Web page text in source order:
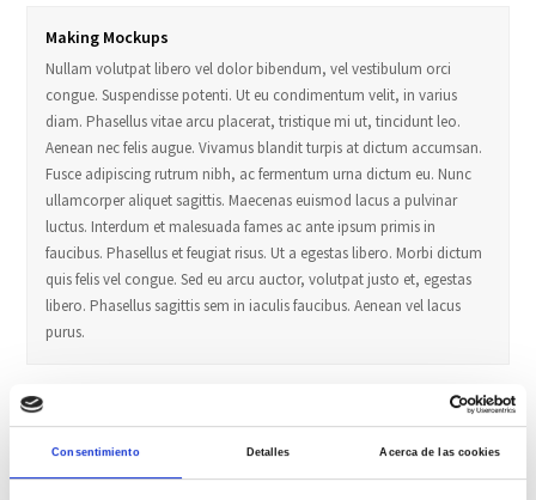
Consentimiento Detalles Acerca de las cookies
Making Mockups
Nullam volutpat libero vel dolor bibendum, vel vestibulum orci
congue. Suspendisse potenti. Ut eu condimentum velit, in varius
diam. Phasellus vitae arcu placerat, tristique mi ut, tincidunt leo.
Aenean nec felis augue. Vivamus blandit turpis at dictum accumsan.
Fusce adipiscing rutrum nibh, ac fermentum urna dictum eu. Nunc
ullamcorper aliquet sagittis. Maecenas euismod lacus a pulvinar
luctus. Interdum et malesuada fames ac ante ipsum primis in
faucibus. Phasellus et feugiat risus. Ut a egestas libero. Morbi dictum
quis felis vel congue. Sed eu arcu auctor, volutpat justo et, egestas
libero. Phasellus sagittis sem in iaculis faucibus. Aenean vel lacus
purus.
Curabitur metus lectus, condimentum eu lacinia sed, aliquam et
nibh. Nullam et mi eu ipsum accumsan vestibulum. Donec dignissim,